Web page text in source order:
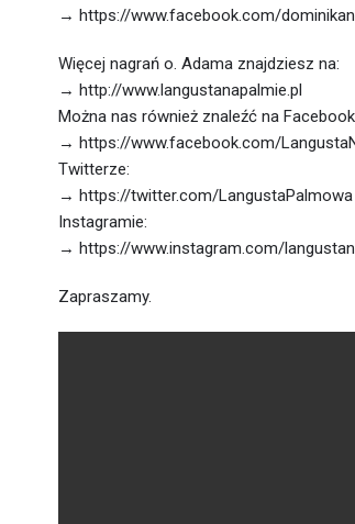
→ https://www.facebook.com/
Więcej nagrań o. Adama znajdziesz na:
→ http://www.langustanapalmie.pl
Można nas również znaleźć na
→ https://www.facebook.com/
Twitterze:
→ https://twitter.com/LangustaPalmowa
Instagramie:
→ https://www.instagram.com/
Zapraszamy.